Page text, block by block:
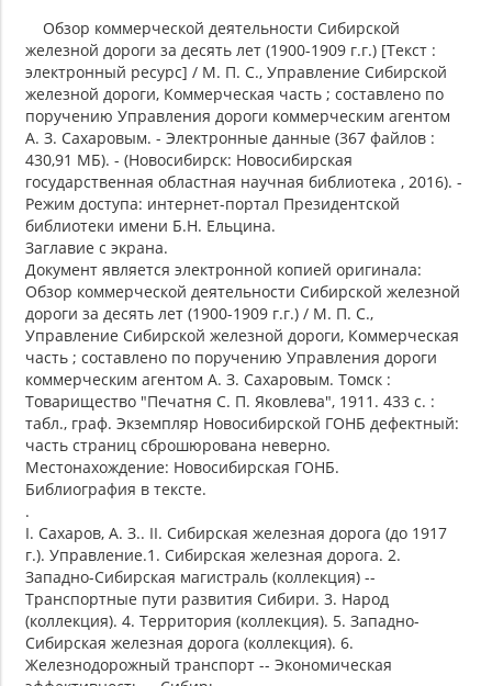
Обзор коммерческой деятельности Сибирской
железной дороги за десять лет (1900-1909 г.г.) [Текст :
электронный ресурс] / М. П. С., Управление Сибирской
железной дороги, Коммерческая часть ; составлено по
поручению Управления дороги коммерческим агентом
А. З. Сахаровым. - Электронные данные (367 файлов :
430,91 МБ). - (Новосибирск: Новосибирская
государственная областная научная библиотека , 2016). -
Режим доступа: интернет-портал Президентской
библиотеки имени Б.Н. Ельцина.
Заглавие с экрана.
Документ является электронной копией оригинала:
Обзор коммерческой деятельности Сибирской железной
дороги за десять лет (1900-1909 г.г.) / М. П. С.,
Управление Сибирской железной дороги, Коммерческая
часть ; составлено по поручению Управления дороги
коммерческим агентом А. З. Сахаровым. Томск :
Товарищество "Печатня С. П. Яковлева", 1911. 433 с. :
табл., граф. Экземпляр Новосибирской ГОНБ дефектный:
часть страниц сброшюрована неверно.
Местонахождение: Новосибирская ГОНБ.
Библиография в тексте.
.
I. Сахаров, А. З.. II. Сибирская железная дорога (до 1917
г.). Управление.1. Сибирская железная дорога. 2.
Западно-Сибирская магистраль (коллекция) --
Транспортные пути развития Сибири. 3. Народ
(коллекция). 4. Территория (коллекция). 5. Западно-
Сибирская железная дорога (коллекция). 6.
Железнодорожный транспорт -- Экономическая